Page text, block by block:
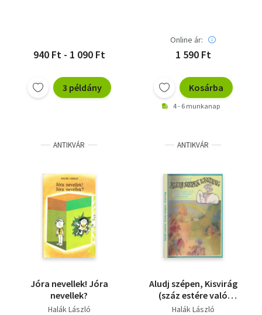
940 Ft - 1 090 Ft
3 példány
kifejtéséről)
Online ár:
1 590 Ft
Kosárba
4 - 6 munkanap
ANTIKVÁR
Jóra nevellek! Jóra
nevellek?
Halák László
ANTIKVÁR
Aludj szépen, Kisvirág
(száz estére való
bibliai történet
Halák László